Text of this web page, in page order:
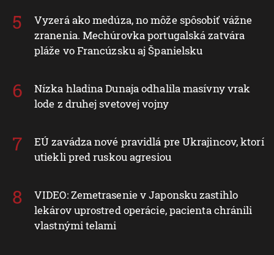
Vyzerá ako medúza, no môže spôsobiť vážne
zranenia. Mechúrovka portugalská zatvára
pláže vo Francúzsku aj Španielsku
Nízka hladina Dunaja odhalila masívny vrak
lode z druhej svetovej vojny
EÚ zavádza nové pravidlá pre Ukrajincov, ktorí
utiekli pred ruskou agresiou
VIDEO: Zemetrasenie v Japonsku zastihlo
lekárov uprostred operácie, pacienta chránili
vlastnými telami